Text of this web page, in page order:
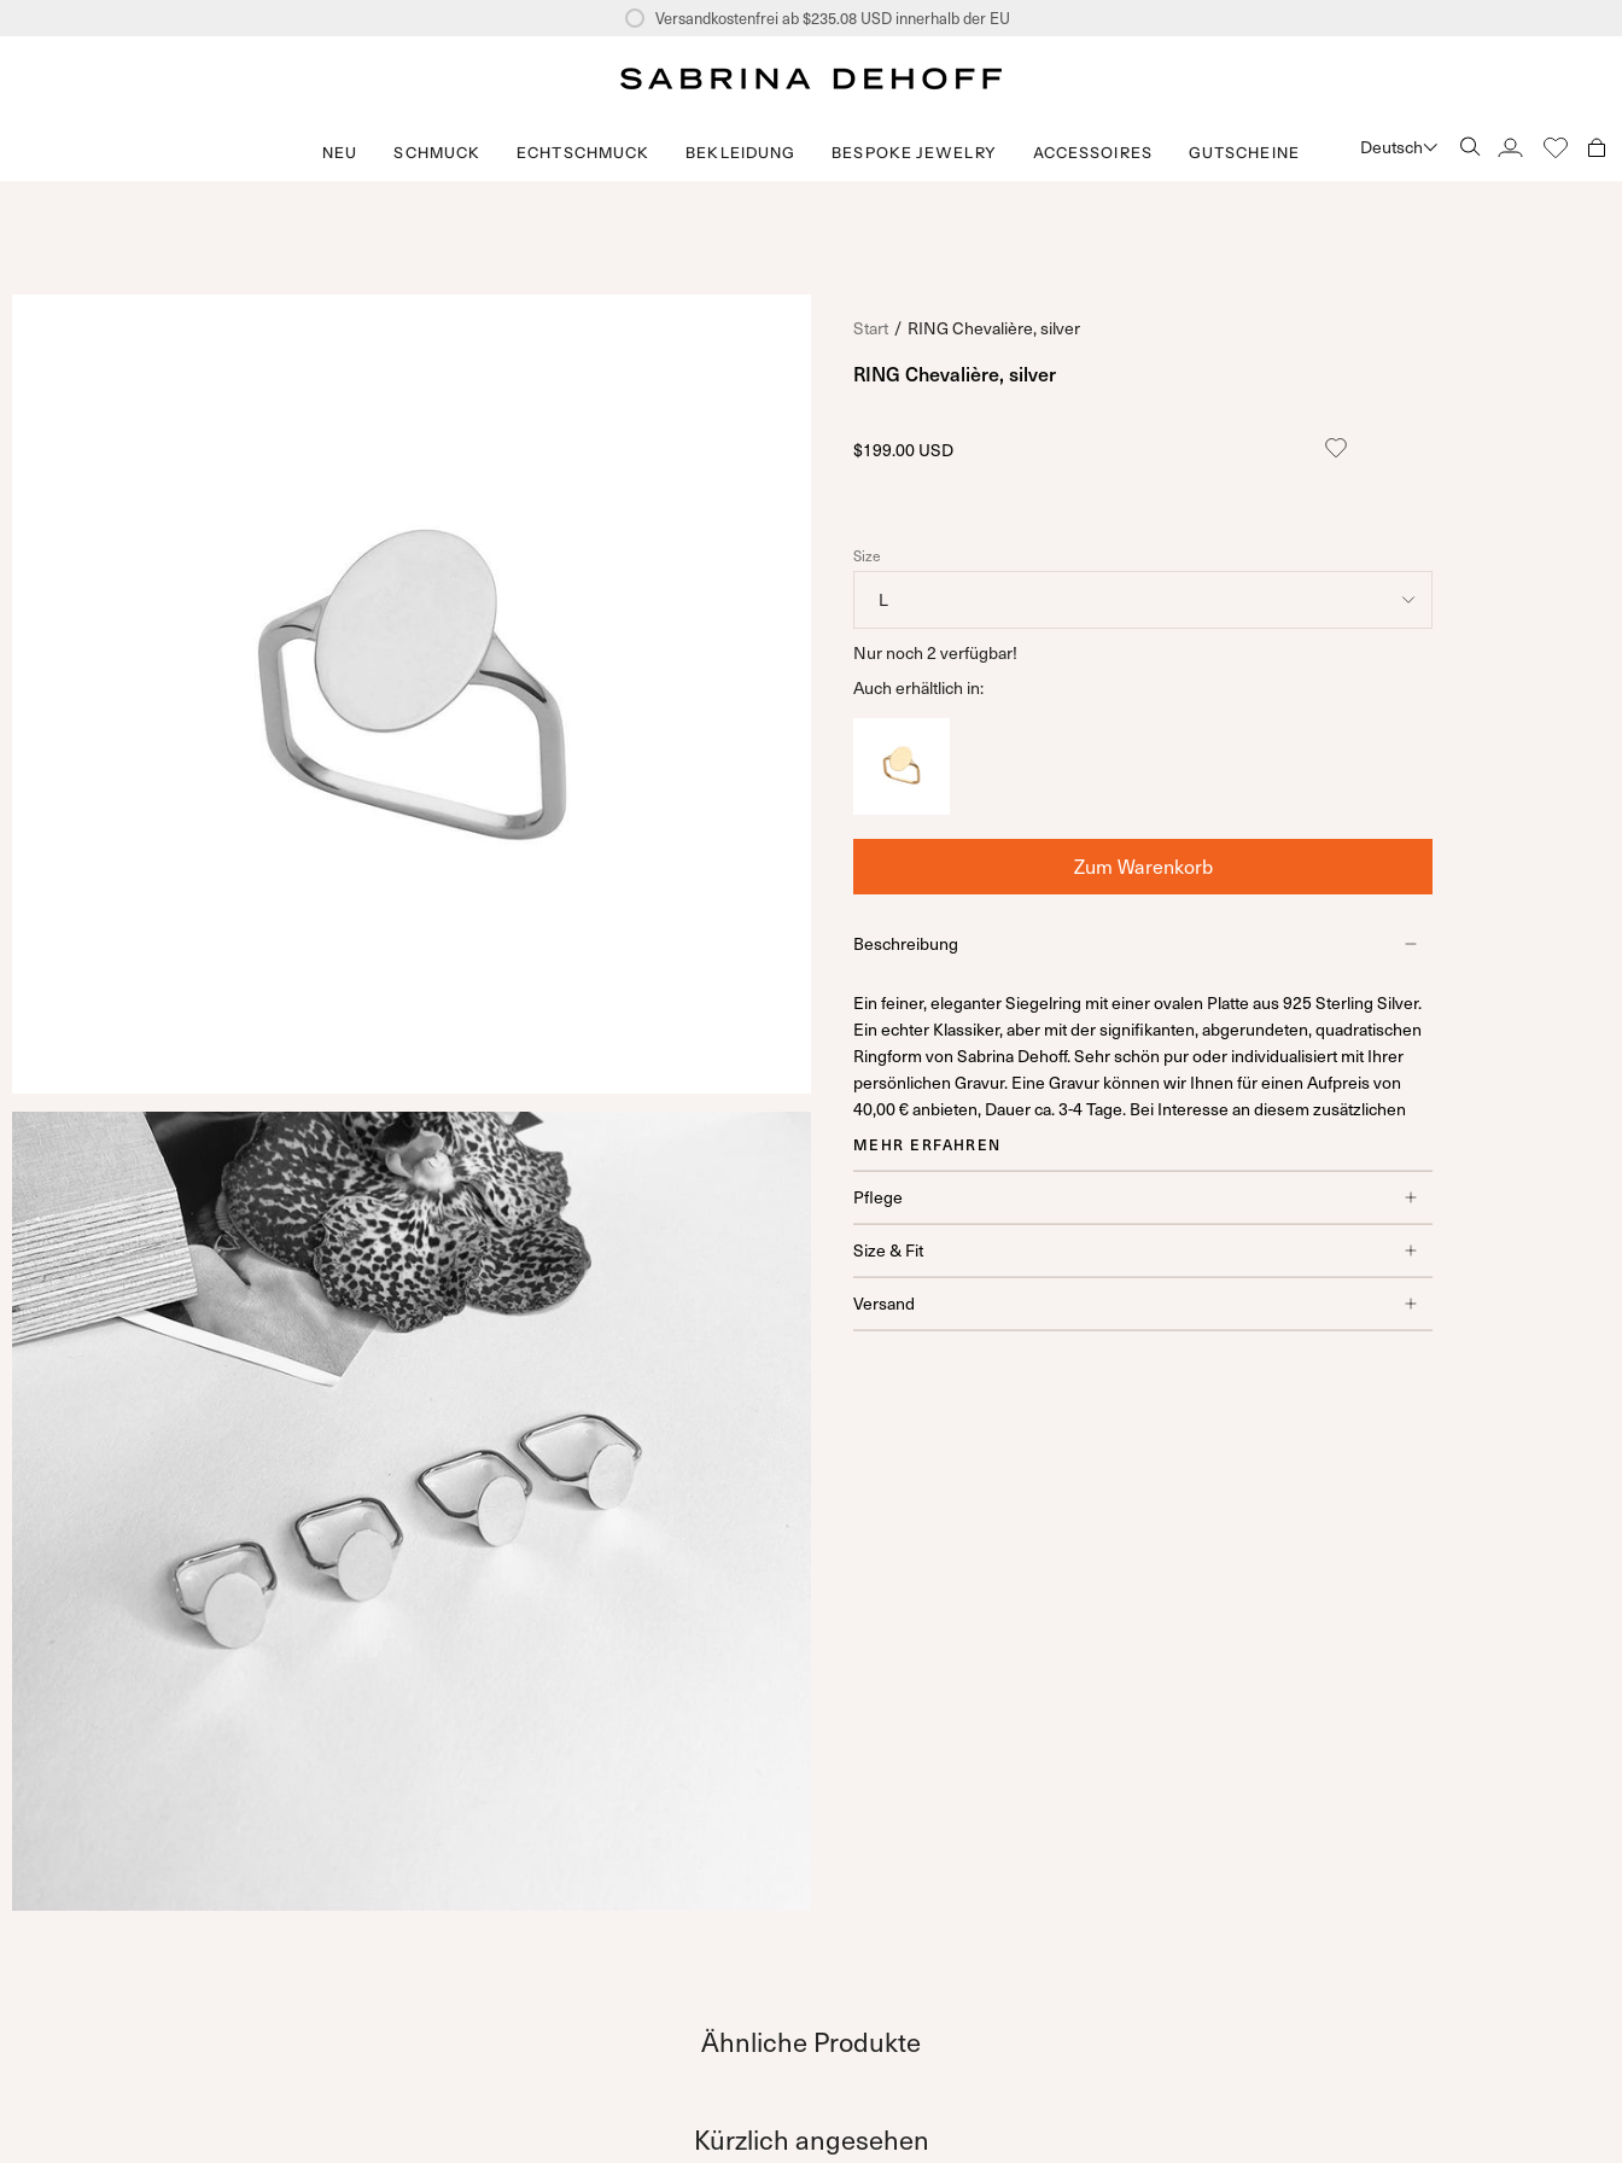
Versandkostenfrei ab$235.08 USD innerhalb der EU
NEU SCHMUCK ECHTSCHMUCK BEKLEIDUNG BESPOKE JEWELRY ACCESSOIRES GUTSCHEINE Deutsch SUCHEKONTO
Start / RING Chevalière, silver
RING Chevalière, silver
$199.00 USD
Size
L
Nur noch 2verfügbar!
Auch erhältlich in:
Zum Warenkorb
Beschreibung
Ein feiner, eleganter Siegelring mit einer ovalen Platte aus 925 Sterling Silver.
Ein echter Klassiker, aber mit der signifikanten, abgerundeten, quadratischen
Ringform von Sabrina Dehoff. Sehr schön pur oder individualisiert mit Ihrer
persönlichen Gravur. Eine Gravur können wir Ihnen für einen Aufpreis von
40,00 € anbieten, Dauer ca. 3-4 Tage. Bei Interesse an diesem zusätzlichen
MEHR ERFAHREN
Pflege
Size & Fit
Versand
Ähnliche Produkte
Kürzlich angesehen